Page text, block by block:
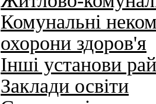
Комунальні
охорони здоров'я
Інші установи
Заклади освіти